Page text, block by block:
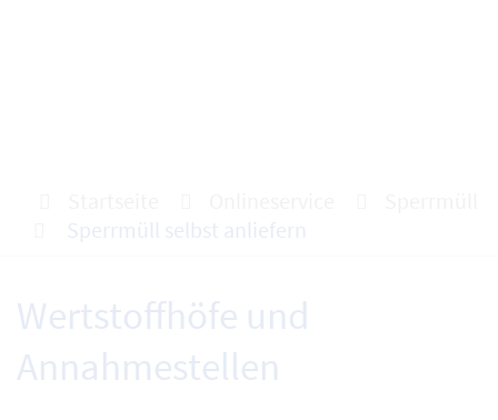
Sperrmüll selbst anliefern
Wertstoffhöfe und
Annahmestellen